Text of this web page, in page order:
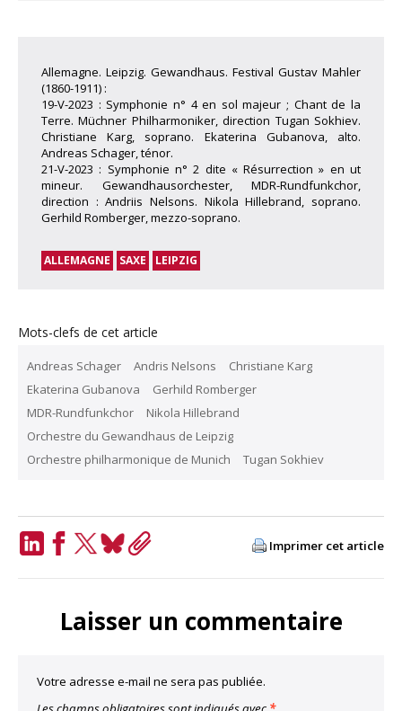
Allemagne. Leipzig. Gewandhaus. Festival Gustav Mahler
(1860-1911) :
19-V-2023 : Symphonie n° 4 en sol majeur ; Chant de la
Terre. Müchner Philharmoniker, direction Tugan Sokhiev.
Christiane Karg, soprano. Ekaterina Gubanova, alto.
Andreas Schager, ténor.
21-V-2023 : Symphonie n° 2 dite « Résurrection » en ut
mineur. Gewandhausorchester, MDR-Rundfunkchor,
direction : Andriis Nelsons. Nikola Hillebrand, soprano.
Gerhild Romberger, mezzo-soprano.
ALLEMAGNE SAXE LEIPZIG
Mots-clefs de cet article
Andreas Schager Andris Nelsons
Christiane Karg
Ekaterina Gubanova
Gerhild Romberger
MDR-Rundfunkchor
Nikola Hillebrand
Orchestre du Gewandhaus de Leipzig
Orchestre philharmonique de Munich
Tugan Sokhiev
Imprimer cet article
Laisser un commentaire
Votre adresse e-mail ne sera pas publiée.